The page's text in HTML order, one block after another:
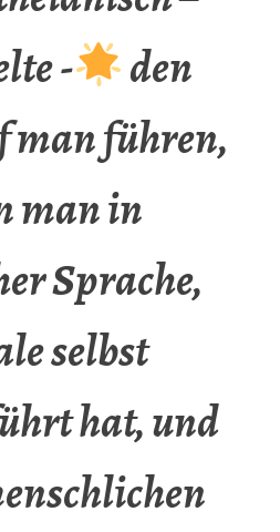
-
den
man führen,
man in
Sprache,
selbst
hat, und